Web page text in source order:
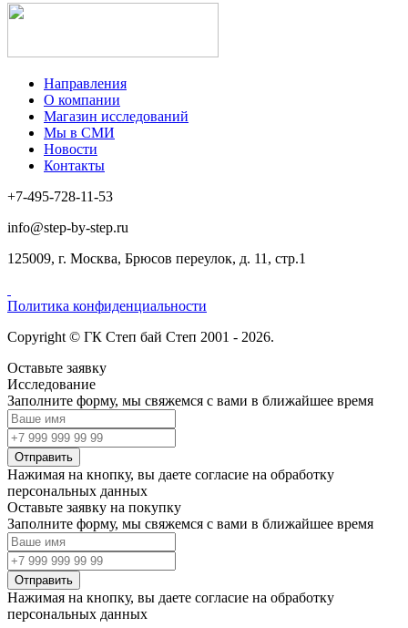
Направления
О компании
Магазин исследований
Мы в СМИ
Новости
Контакты
+7-495-728-11-53
info@step-by-step.ru
125009, г. Москва, Брюсов переулок, д. 11, стр.1
Политика конфиденциальности
Copyright © ГК Степ бай Степ 2001 - 2026.
Оставьте заявку
Исследование
Заполните форму, мы свяжемся с вами в ближайшее время
Отправить
Нажимая на кнопку, вы даете согласие на обработку
персональных данных
Оставьте заявку на покупку
Заполните форму, мы свяжемся с вами в ближайшее время
Отправить
Нажимая на кнопку, вы даете согласие на обработку
персональных данных